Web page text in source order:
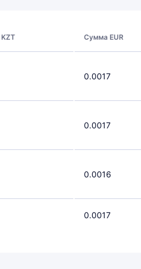
Сумма EUR
0.0017
0.0017
0.0016
0.0017